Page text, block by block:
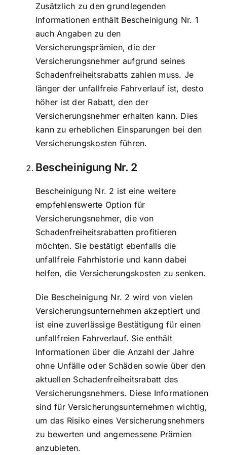
Zusätzlich zu den grundlegenden
Informationen enthält Bescheinigung Nr. 1
auch Angaben zu den
Versicherungsprämien, die der
Versicherungsnehmer aufgrund seines
Schadenfreiheitsrabatts zahlen muss. Je
länger der unfallfreie Fahrverlauf ist, desto
höher ist der Rabatt, den der
Versicherungsnehmer erhalten kann. Dies
kann zu erheblichen Einsparungen bei den
Versicherungskosten führen.
Bescheinigung Nr. 2
Bescheinigung Nr. 2 ist eine weitere
empfehlenswerte Option für
Versicherungsnehmer, die von
Schadenfreiheitsrabatten profitieren
möchten. Sie bestätigt ebenfalls die
unfallfreie Fahrhistorie und kann dabei
helfen, die Versicherungskosten zu senken.
Die Bescheinigung Nr. 2 wird von vielen
Versicherungsunternehmen akzeptiert und
ist eine zuverlässige Bestätigung für einen
unfallfreien Fahrverlauf. Sie enthält
Informationen über die Anzahl der Jahre
ohne Unfälle oder Schäden sowie über den
aktuellen Schadenfreiheitsrabatt des
Versicherungsnehmers. Diese Informationen
sind für Versicherungsunternehmen wichtig,
um das Risiko eines Versicherungsnehmers
zu bewerten und angemessene Prämien
anzubieten.